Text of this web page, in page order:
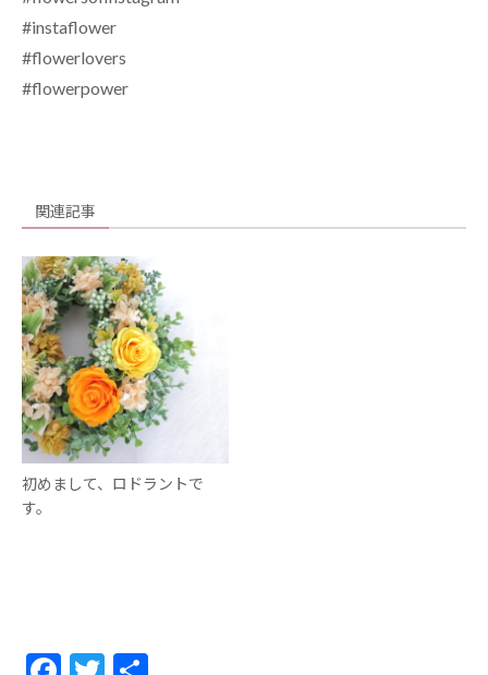
#instaflower
#flowerlovers
#flowerpower
関連記事
初めまして、ロドラントで
す。